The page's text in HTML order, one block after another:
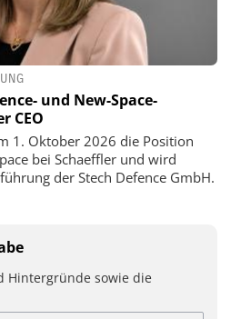
und New-Space-
CEO
1. Oktober 2026 die Position
bei Schaeffler und wird
der Stech Defence GmbH.
Hintergründe sowie die